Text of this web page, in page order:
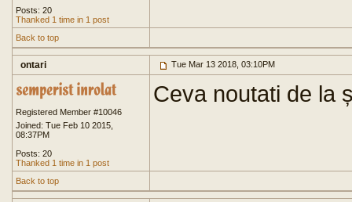
Posts: 20
Thanked 1 time in 1 post
Back to top
ontari Tue Mar 13 2018, 03:10PM
Registered Member #10046
Joined: Tue Feb 10 2015,
08:37PM
Posts: 20
Thanked 1 time in 1 post
Ceva noutati de la
Back to top